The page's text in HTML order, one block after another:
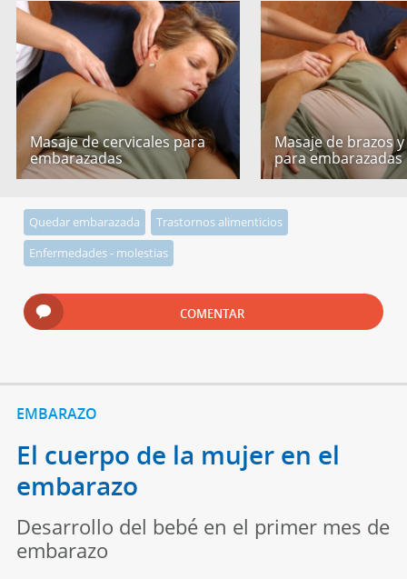
Masaje de cervicales para
embarazadas
Masaje de brazos
para embarazadas
Quedar embarazada
Trastornos alimenticios
Enfermedades - molestias
COMENTAR
EMBARAZO
El cuerpo de la mujer en el
embarazo
Desarrollo del bebé en el primer mes de
embarazo